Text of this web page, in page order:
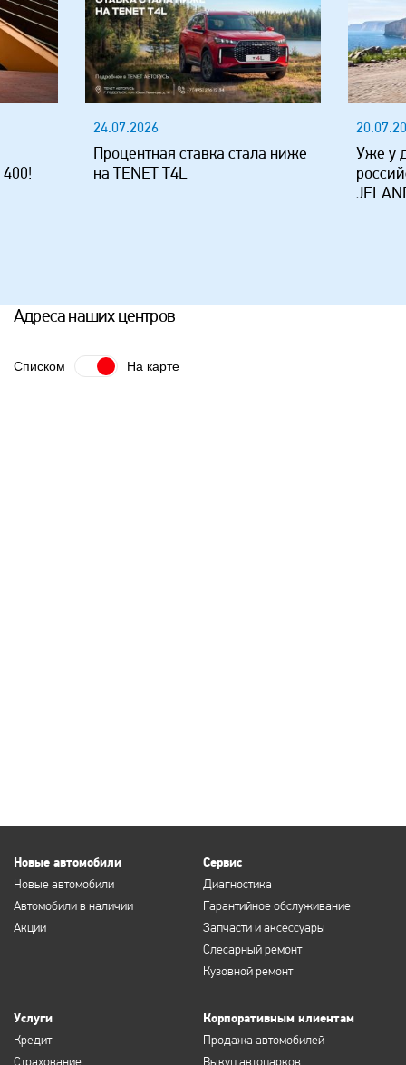
24.07.2026
Процентная ставка стала ниже
на TENET T4L
Уже у
Адреса наших центров
Списком На карте
Новые автомобили
Новые автомобили
Автомобили в наличии
Акции
Сервис
Диагностика
Гарантийное обслуживание
Запчасти и аксессуары
Слесарный ремонт
Кузовной ремонт
Услуги
Кредит
Корпоративным клиентам
Продажа автомобилей